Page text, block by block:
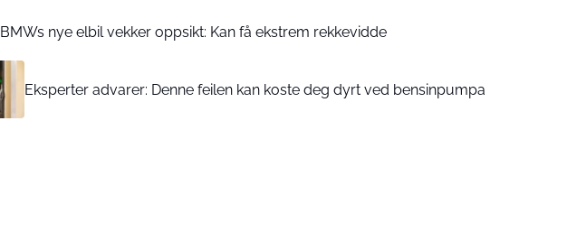
BMWs nye elbil vekker oppsikt: Kan få ekstrem rekkevidde
Eksperter advarer: Denne feilen kan koste deg dyrt ved bensinpumpa